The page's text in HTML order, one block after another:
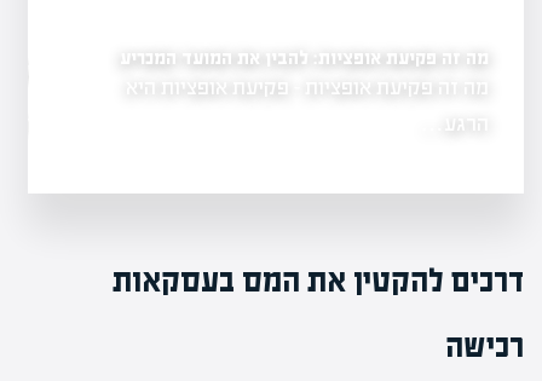
המהווה
מה זה פקיעת אופציות: להבין את המועד המכריע
מה זה פקיעת אופציות - פקיעת אופציות היא
מה זה אופציות בשוק
דרכים להקטין את המס בעסקאות
רכישה